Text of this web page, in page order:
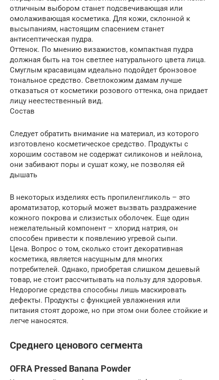
отличным выбором станет подсвечивающая или
омолаживающая косметика. Для кожи, склонной к
высыпаниям, настоящим спасением станет
антисептическая пудра.
Оттенок. По мнению визажистов, компактная пудра
должная быть на тон светлее натурального цвета лица.
Смуглым красавицам идеально подойдет бронзовое
тональное средство. Светлокожим дамам лучше
отказаться от косметики розового оттенка, она придает
лицу неестественный вид.
Состав
Следует обратить внимание на материал, из которого
изготовлено косметическое средство. Продукты с
хорошим составом не содержат силиконов и нейлона,
они забивают поры и сушат кожу, не позволяя ей
дышать
В некоторых изделиях есть пропиленгликоль – это
ароматизатор, который может вызвать раздражение
кожного покрова и слизистых оболочек. Еще один
нежелательный компонент – хлорид натрия, он
способен привести к появлению угревой сыпи.
Цена. Вопрос о том, сколько стоит декоративная
косметика, является насущным для многих
потребителей. Однако, приобретая слишком дешевый
товар, не стоит рассчитывать на пользу для здоровья.
Недорогие средства способны лишь маскировать
дефекты. Продукты с функцией увлажнения или
питания стоят дороже, но при этом они более стойкие и
легче наносятся.
Среднего ценового сегмента
OFRA Pressed Banana Powder